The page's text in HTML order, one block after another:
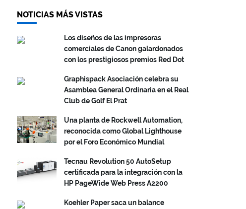
NOTICIAS MÁS VISTAS
Los diseños de las impresoras
comerciales de Canon galardonados
con los prestigiosos premios Red Dot
Graphispack Asociación celebra su
Asamblea General Ordinaria en el Real
Club de Golf El Prat
Una planta de Rockwell Automation,
reconocida como Global Lighthouse
por el Foro Económico Mundial
Tecnau Revolution 50 AutoSetup
certificada para la integración con la
HP PageWide Web Press A2200
Koehler Paper saca un balance